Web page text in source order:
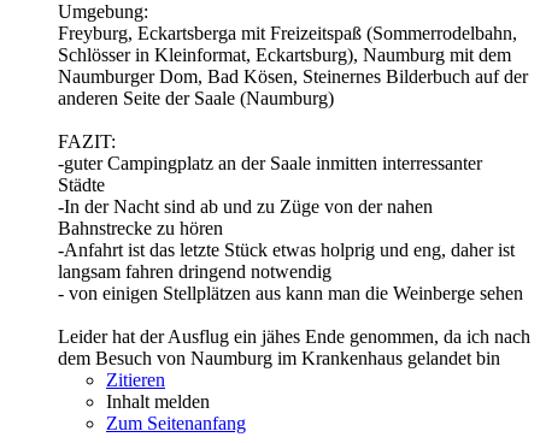
Umgebung:
Freyburg, Eckartsberga mit Freizeitspaß (Sommerrodelbahn,
Schlösser in Kleinformat, Eckartsburg), Naumburg mit dem
Naumburger Dom, Bad Kösen, Steinernes Bilderbuch auf der
anderen Seite der Saale (Naumburg)
FAZIT:
-guter Campingplatz an der Saale inmitten interressanter
Städte
-In der Nacht sind ab und zu Züge von der nahen
Bahnstrecke zu hören
-Anfahrt ist das letzte Stück etwas holprig und eng, daher ist
langsam fahren dringend notwendig
- von einigen Stellplätzen aus kann man die Weinberge sehen
Leider hat der Ausflug ein jähes Ende genommen, da ich nach
dem Besuch von Naumburg im Krankenhaus gelandet bin
Zitieren
Inhalt melden
Zum Seitenanfang